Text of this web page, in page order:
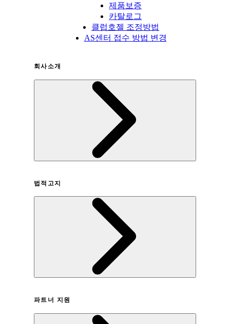
제품보증
카탈로그
클럽호젤 조정방법
AS센터 접수 방법 변경
회사소개
법적고지
개인정보취급방침
파트너 지원